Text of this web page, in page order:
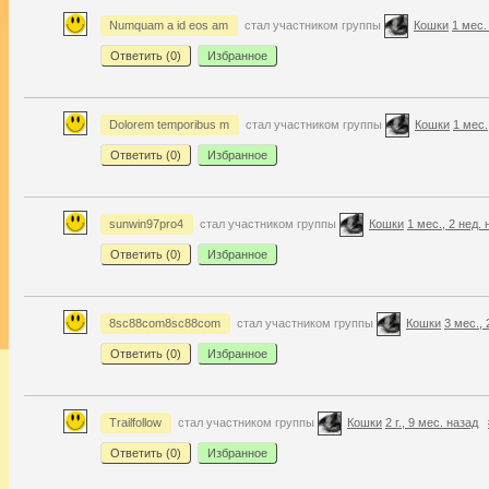
Numquam a id eos am стал участником группы Кошки 1 мес.
Ответить (0) Избранное
Dolorem temporibus m стал участником группы Кошки 1
Ответить (0) Избранное
sunwin97pro4 стал участником группы Кошки 1 мес., 2 нед.
Ответить (0) Избранное
8sc88com8sc88com стал участником группы Кошки 3 мес.,
Ответить (0) Избранное
Trailfollow стал участником группы Кошки 2 г., 9 мес. назад
Ответить (0) Избранное